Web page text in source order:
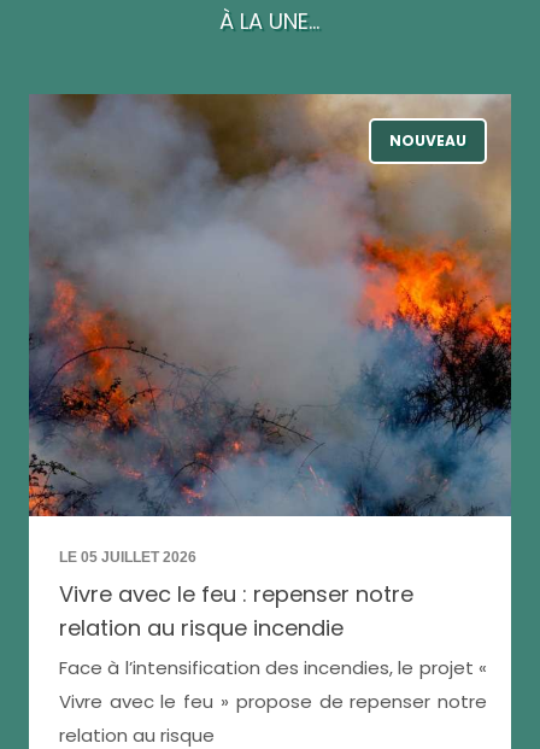
À LA UNE...
NOUVEAU
LE 05 JUILLET 2026
Vivre avec le feu : repenser notre
relation au risque incendie
Face à l’intensification des incendies, le projet «
Vivre avec le feu » propose de repenser notre
relation au risque